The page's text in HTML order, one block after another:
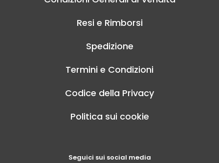
Resi e Rimborsi
Spedizione
Termini e Condizioni
Codice della Privacy
Politica sui cookie
Seguici sui social media